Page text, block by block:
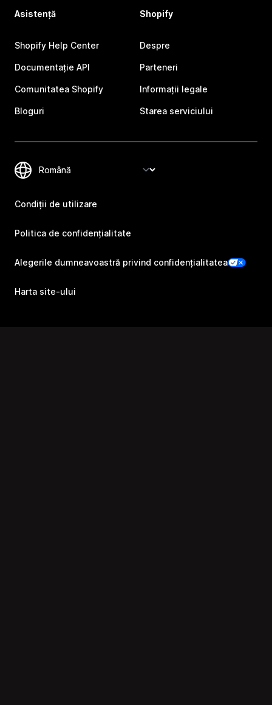
Asistență
Shopify Help Center
Documentație API
Comunitatea Shopify
Bloguri
Shopify
Despre
Parteneri
Informații legale
Starea serviciului
Condiții de utilizare
Politica de confidențialitate
Alegerile dumneavoastră privind confidențialitatea
Harta site-ului